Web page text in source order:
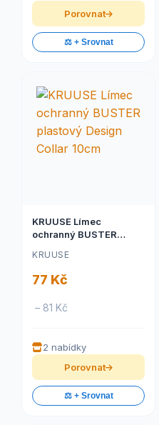
Porovnat
⚖️ + Srovnat
KRUUSE Límec
ochranný BUSTER
10cm
KRUUSE
77 Kč
– 81 Kč
2 nabídky
Porovnat
⚖️ + Srovnat